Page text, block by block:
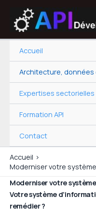
contenu
Accueil
Architecture,
Expertises sectorielles
Formation API
Contact
Accueil
Moderniser votre
Moderniser votre
Votre système
remédier ?